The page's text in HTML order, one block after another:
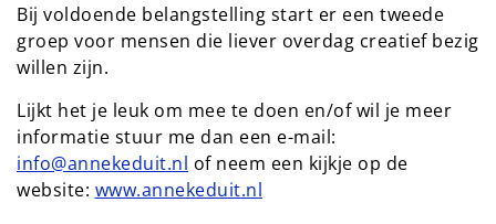
Bij voldoende belangstelling start er een tweede
groep voor mensen die liever overdag creatief bezig
willen zijn.
Lijkt het je leuk om mee te doen en/of wil je meer
informatie stuur me dan een e-mail:
info@annekeduit.nl of neem een kijkje op de
website: www.annekeduit.nl